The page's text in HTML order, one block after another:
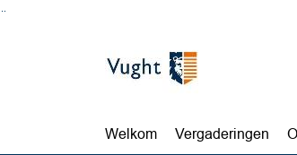
Welkom Vergaderingen